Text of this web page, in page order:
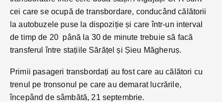
cei care se ocupă de transbordare, conducând călătorii
la autobuzele puse la dispoziție și care într-un interval
de timp de 20 până la 30 de minute trebuie să facă
transferul între stațiile Sărățel și Șieu Măgheruș.
Primii pasageri transbordați au fost care au călători cu
trenul pe tronsonul pe care au demarat lucrările,
începând de sâmbătă, 21 septembrie.